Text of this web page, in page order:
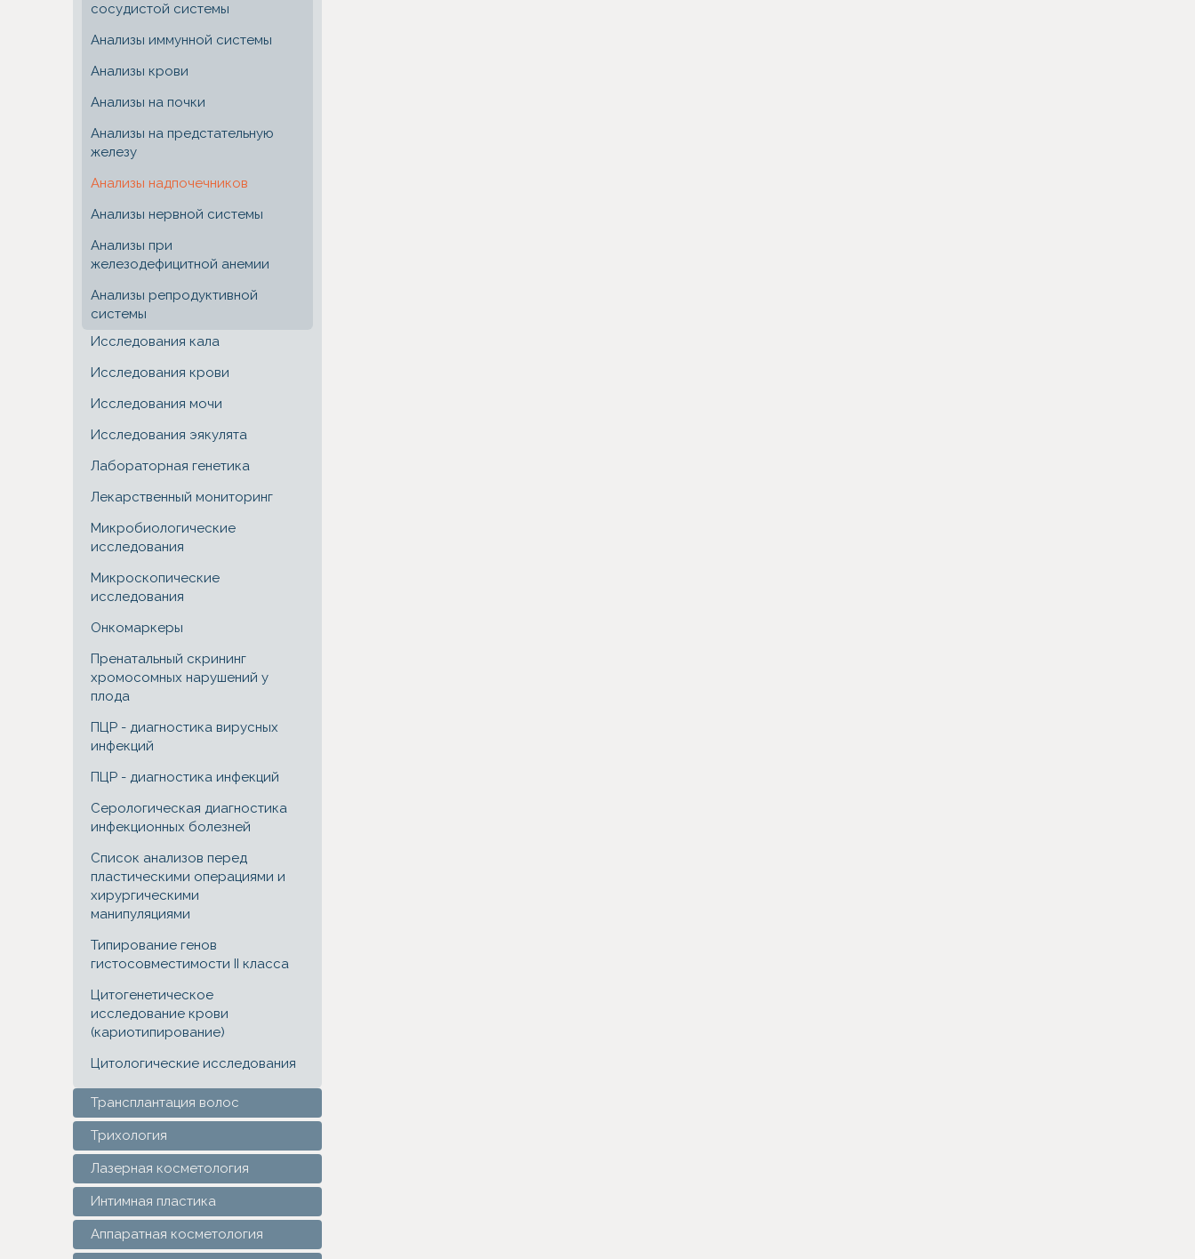
сосудистой системы
Анализы иммунной системы
Анализы крови
Анализы на почки
Анализы на предстательную
железу
Анализы надпочечников
Анализы нервной системы
Анализы при
железодефицитной анемии
Анализы репродуктивной
системы
Исследования кала
Исследования крови
Исследования мочи
Исследования эякулята
Лабораторная генетика
Лекарственный мониторинг
Микробиологические
исследования
Микроскопические
исследования
Онкомаркеры
Пренатальный скрининг
хромосомных нарушений у
плода
ПЦР - диагностика вирусных
инфекций
ПЦР - диагностика инфекций
Серологическая диагностика
инфекционных болезней
Список анализов перед
пластическими операциями и
хирургическими
манипуляциями
Типирование генов
гистосовместимости II класса
Цитогенетическое
исследование крови
(кариотипирование)
Цитологические исследования
Трансплантация волос
Трихология
Лазерная косметология
Интимная пластика
Аппаратная косметология